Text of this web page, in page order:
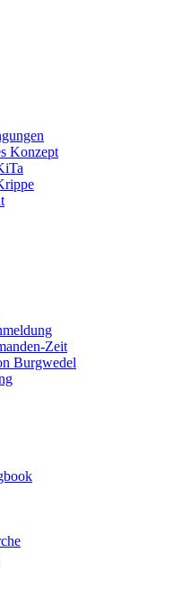
Konzept
Zeit
Burgwedel